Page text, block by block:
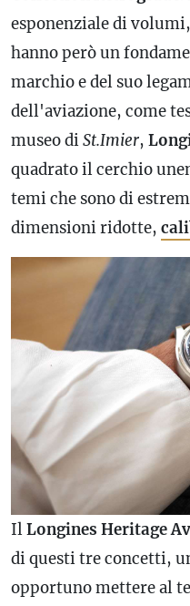
esponenziale di
hanno però un
marchio e del suo
dell'aviazione, come
museo diSt.Imier,
quadrato il cerchio
temi che sono di
dimensioni ridotte,
IlLongines Heritage
di questi tre concetti,
opportuno mettere al